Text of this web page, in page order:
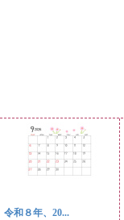
令和８年、20...